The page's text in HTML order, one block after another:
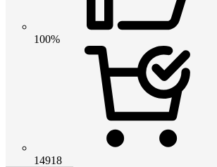
100%
14918